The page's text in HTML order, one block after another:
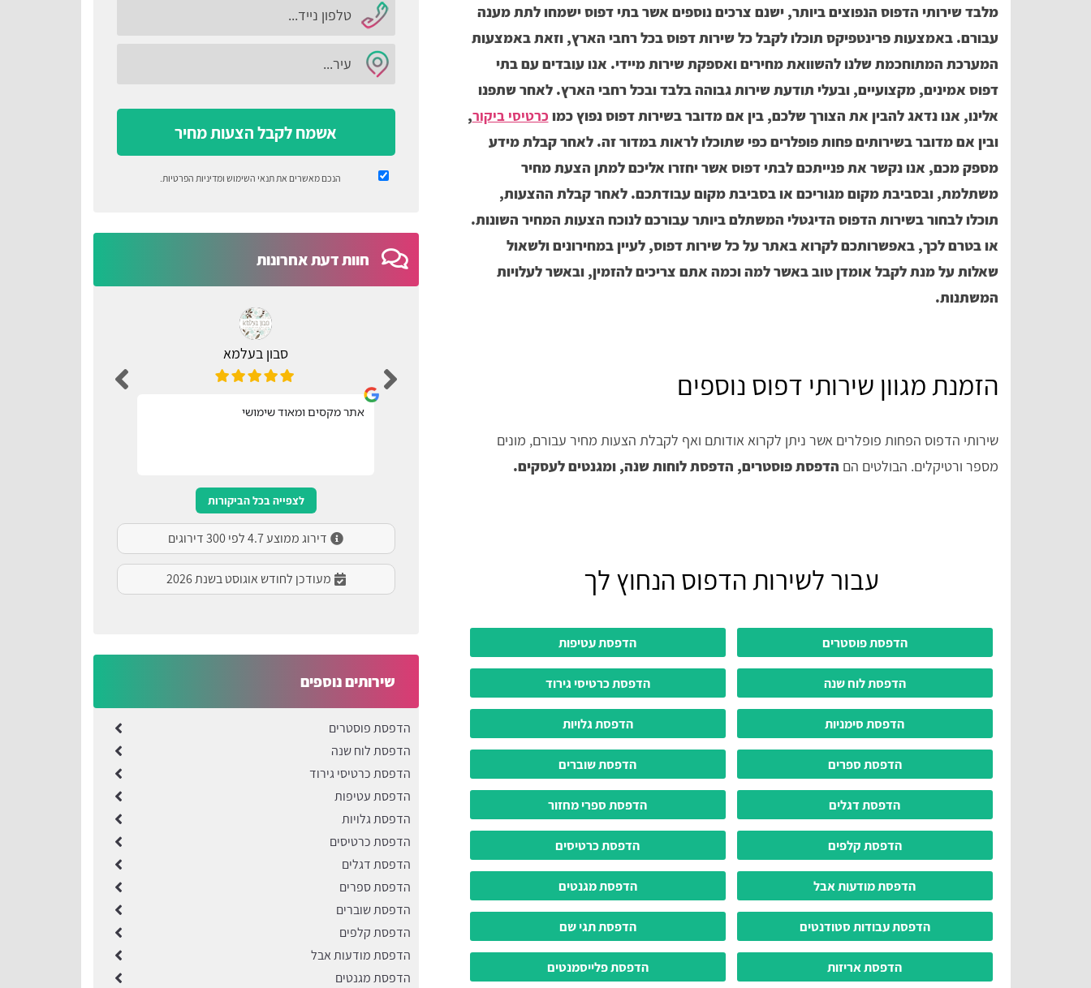
מלבד שירותי הדפוס הנפוצים ביותר, ישנם צרכים נוספים אשר בתי דפוס ישמחו לתת מענה
עבורם. באמצעות פרינטפיקס תוכלו לקבל כל שירות דפוס בכל רחבי הארץ, וזאת באמצעות
המערכת המתוחכמת שלנו להשוואת מחירים ואספקת שירות מיידי. אנו עובדים עם בתי
דפוס אמינים, מקצועיים, ובעלי תודעת שירות גבוהה בלבד ובכל רחבי הארץ. לאחר שתפנו
אלינו, אנו נדאג להבין את הצורך שלכם, בין אם מדובר בשירות דפוס נפוץ כמו כרטיסי ביקור,
ובין אם מדובר בשירותים פחות פופלרים כפי שתוכלו לראות במדור זה. לאחר קבלת מידע
מספק מכם, אנו נקשר את פנייתכם לבתי דפוס אשר יחזרו אליכם למתן הצעת מחיר
משתלמת, ובסביבת מקום מגוריכם או בסביבת מקום עבודתכם. לאחר קבלת ההצעות,
תוכלו לבחור בשירות הדפוס הדיגטלי המשתלם ביותר עבורכם לנוכח הצעות המחיר השונות.
או בטרם לכך, באפשרותכם לקרוא באתר על כל שירות דפוס, לעיין במחירונים ולשאול
שאלות על מנת לקבל אומדן טוב באשר למה וכמה אתם צריכים להזמין, ובאשר לעלויות
המשתנות.
הזמנת מגוון שירותי דפוס נוספים
שירותי הדפוס הפחות פופלרים אשר ניתן לקרוא אודותם ואף לקבלת הצעות מחיר עבורם, מונים
מספר ורטיקלים. הבולטים הם הדפסת פוסטרים, הדפסת לוחות שנה, ומגנטים לעסקים.
עבור לשירות הדפוס הנחוץ לך
הדפסת פוסטרים הדפסת עטיפות
הדפסת לוח שנה הדפסת כרטיסי גירוד
הדפסת סימניות הדפסת גלויות
הדפסת ספרים הדפסת שוברים
הדפסת דגלים הדפסת ספרי מחזור
הדפסת קלפים הדפסת כרטיסים
הדפסת מודעות אבל הדפסת מגנטים
הדפסת עבודות סטודנטים הדפסת תגי שם
הדפסת אריזות הדפסת פלייסמנטים
אשמח לקבל הצעות מחיר
הנכם מאשרים אתתנאי השימוש ומדיניות הפרטיות.
חוות דעת אחרונות
סבון בעלמא
אתר מקסים ומאוד שימושי
לצפייה בכל הביקורות
דירוג ממוצע 4.7 לפי 300 דירוגים
מעודכן לחודש אוגוסט בשנת 2026
שירותים נוספים
הדפסת פוסטרים
הדפסת לוח שנה
הדפסת כרטיסי גירוד
הדפסת עטיפות
הדפסת גלויות
הדפסת כרטיסים
הדפסת דגלים
הדפסת ספרים
הדפסת שוברים
הדפסת קלפים
הדפסת מודעות אבל
הדפסת מגנטים